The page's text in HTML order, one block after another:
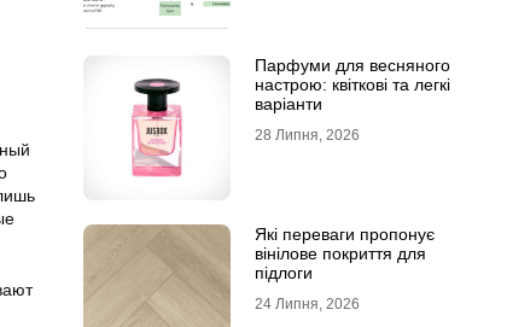
Парфуми для весняного
настрою: квіткові та легкі
варіанти
28 Липня, 2026
Які переваги пропонує
вінілове покриття для
підлоги
24 Липня, 2026